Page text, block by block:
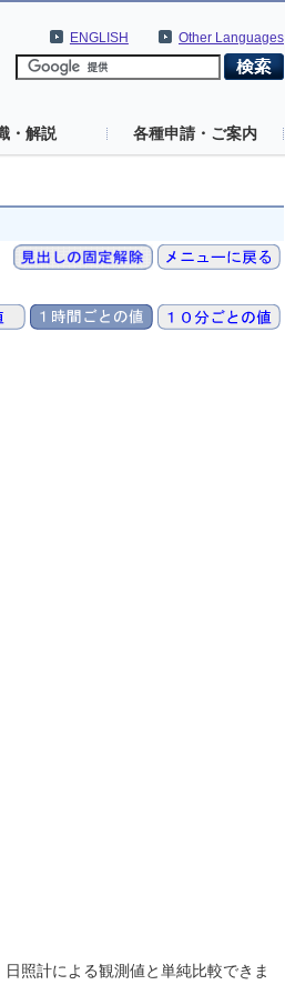
Other Languages
ENGLISH
・解説 各種申請・ご案内
照計による観測値と単純比較できま